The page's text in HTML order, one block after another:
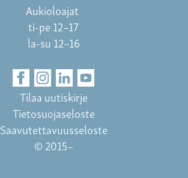
Aukioloajat
ti-pe 12–17
la-su 12–16
Tilaa uutiskirje
Tietosuojaseloste
Saavutettavuusseloste
© 2015–